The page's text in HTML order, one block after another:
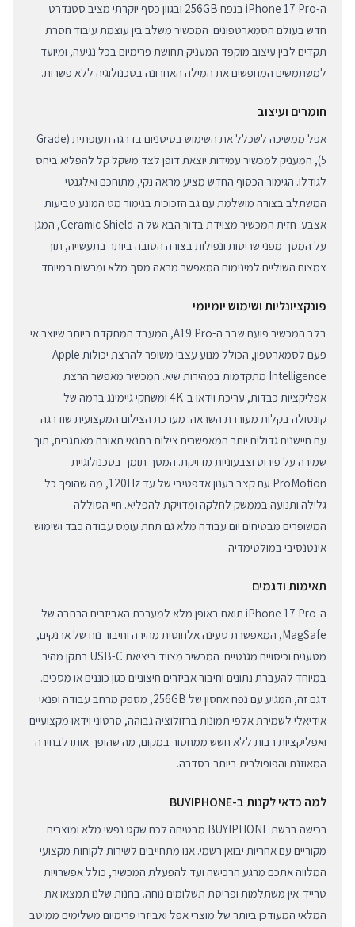
ה-iPhone 17 Pro בנפח 256GB ובגוון כסף יוקרתי מציב סטנדרט
חדש בעולם הסמארטפונים. המכשיר משלב בין עוצמת עיבוד חסרת
תקדים לבין עיצוב מוקפד המעניק תחושת פרימיום בכל נגיעה, ומיועד
למשתמשים המחפשים את המילה האחרונה בטכנולוגיה ללא פשרות.
חומרים ועיצוב
אפל ממשיכה לשכלל את השימוש בטיטניום בדרגה תעופתית (Grade
5), המעניק למכשיר עמידות יוצאת דופן לצד משקל קל להפליא ביחס
לגודלו. הגימור הכסוף החדש מציע מראה נקי, מתוחכם ואלגנטי
המשתלב בצורה מושלמת עם גב הזכוכית בגימור מט המונע טביעות
אצבע. חזית המכשיר מצוידת בדור הבא של ה-Ceramic Shield, המגן
על המסך מפני שריטות ונפילות בצורה הטובה ביותר בתעשייה, תוך
צמצום השוליים למינימום המאפשר מראה מסך מלא ומרשים במיוחד.
פונקציונליות ושימוש יומיומי
בלב המכשיר פועם שבב ה-A19 Pro, המעבד המתקדם ביותר שיוצר אי
פעם לסמארטפון, הכולל מנוע עצבי משופר להרצת יכולות Apple
Intelligence מתקדמות במהירות שיא. המכשיר מאפשר הרצת
אפליקציות כבדות, עריכת וידאו ב-4K ומשחקי גיימינג ברמה של
קונסולה בקלות מעוררת השראה. מערכת הצילום המקצועית שודרגה
עם חיישנים גדולים יותר המאפשרים צילום בתנאי תאורה מאתגרים, תוך
שמירה על פירוט וצבעוניות מדויקת. המסך תומך בטכנולוגיית
ProMotion עם קצב רענון אדפטיבי של עד 120Hz, מה שהופך כל
גלילה ותנועה בממשק לחלקה ומדויקת להפליא. חיי הסוללה
המשופרים מבטיחים יום עבודה מלא גם תחת עומס עבודה כבד ושימוש
אינטנסיבי במולטימדיה.
תאימות ודגמים
ה-iPhone 17 Pro תואם באופן מלא למערכת האביזרים הרחבה של
MagSafe, המאפשרת טעינה אלחוטית מהירה וחיבור נוח של ארנקים,
מטענים וכיסויים מגנטיים. המכשיר מצויד ביציאת USB-C בתקן מהיר
במיוחד להעברת נתונים וחיבור אביזרים חיצוניים כגון כוננים או מסכים.
דגם זה, המגיע עם נפח אחסון של 256GB, מספק מרחב עבודה ופנאי
אידיאלי לשמירת אלפי תמונות ברזולוציה גבוהה, סרטוני וידאו מקצועיים
ואפליקציות רבות ללא חשש ממחסור במקום, מה שהופך אותו לבחירה
המאוזנת והפופולרית ביותר בסדרה.
למה כדאי לקנות ב-BUYIPHONE
רכישה ברשת BUYIPHONE מבטיחה לכם שקט נפשי מלא ומוצרים
מקוריים עם אחריות יבואן רשמי. אנו מתחייבים לשירות לקוחות מקצועי
המלווה אתכם מרגע הרכישה ועד להפעלת המכשיר, כולל אפשרויות
טרייד-אין משתלמות ופריסת תשלומים נוחה. בחנות שלנו תמצאו את
המלאי המעודכן ביותר של מוצרי אפל ואביזרי פרימיום משלימים ממיטב